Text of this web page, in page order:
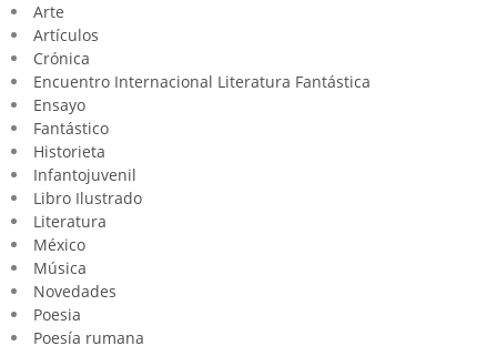
Arte
Artículos
Crónica
Encuentro Internacional Literatura Fantástica
Ensayo
Fantástico
Historieta
Infantojuvenil
Libro Ilustrado
Literatura
México
Música
Novedades
Poesia
Poesía rumana